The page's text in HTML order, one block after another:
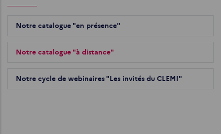
Notre catalogue "en présence"
Notre catalogue "à distance"
Notre cycle de webinaires "Les invités du CLEMI"